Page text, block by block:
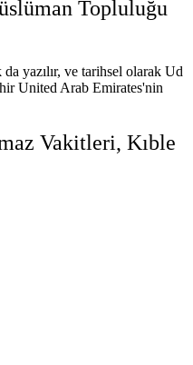
Topluluğu
yazılır, ve tarihsel olarak Ud
United Arab Emirates'nin
Vakitleri, Kıble